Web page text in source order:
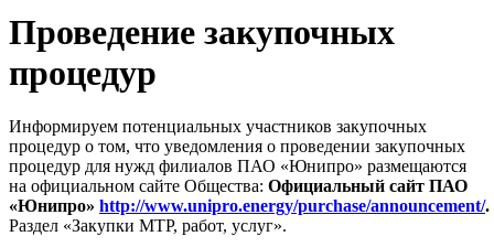
Проведение закупочных
процедур
Информируем потенциальных участников закупочных
процедур о том, что уведомления о проведении закупочных
процедур для нужд филиалов ПАО «Юнипро» размещаются
на официальном сайте Общества: Официальный сайт ПАО
«Юнипро» http://www.unipro.energy/purchase/announcement/.
Раздел «Закупки МТР, работ, услуг».